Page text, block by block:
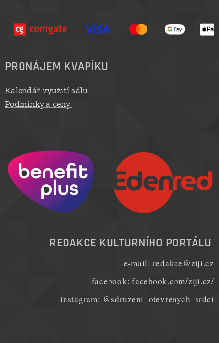
PRONÁJEM KVAPÍKU
Kalendář využití sálu
Podmínky a ceny
REDAKCE KULTURNÍHO PORTÁLU
e-mail: redakce@ziji.cz
facebook: facebook.com/ziji.cz/
instagram: @sdruzeni_otevrenych_srdci